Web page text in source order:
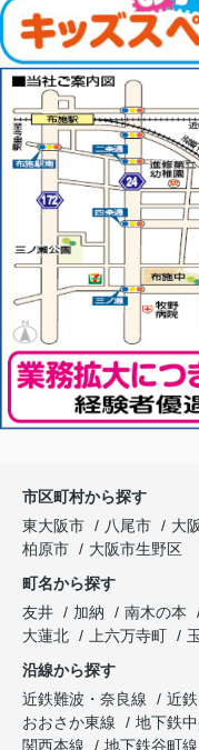
市区町村から探す
東大阪市
八尾市 大
柏原市
大阪市生野区
町名から探す
友井
加納 南木の本
大蓮北
上六万寺町
沿線から探す
近鉄難波・奈良線
近
おおさか東線
地下鉄
関西本線
地下鉄谷町線